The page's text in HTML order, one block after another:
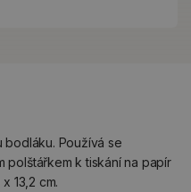
bodláku. Používá se
polštářkem k tiskání na papír
13,2 cm.